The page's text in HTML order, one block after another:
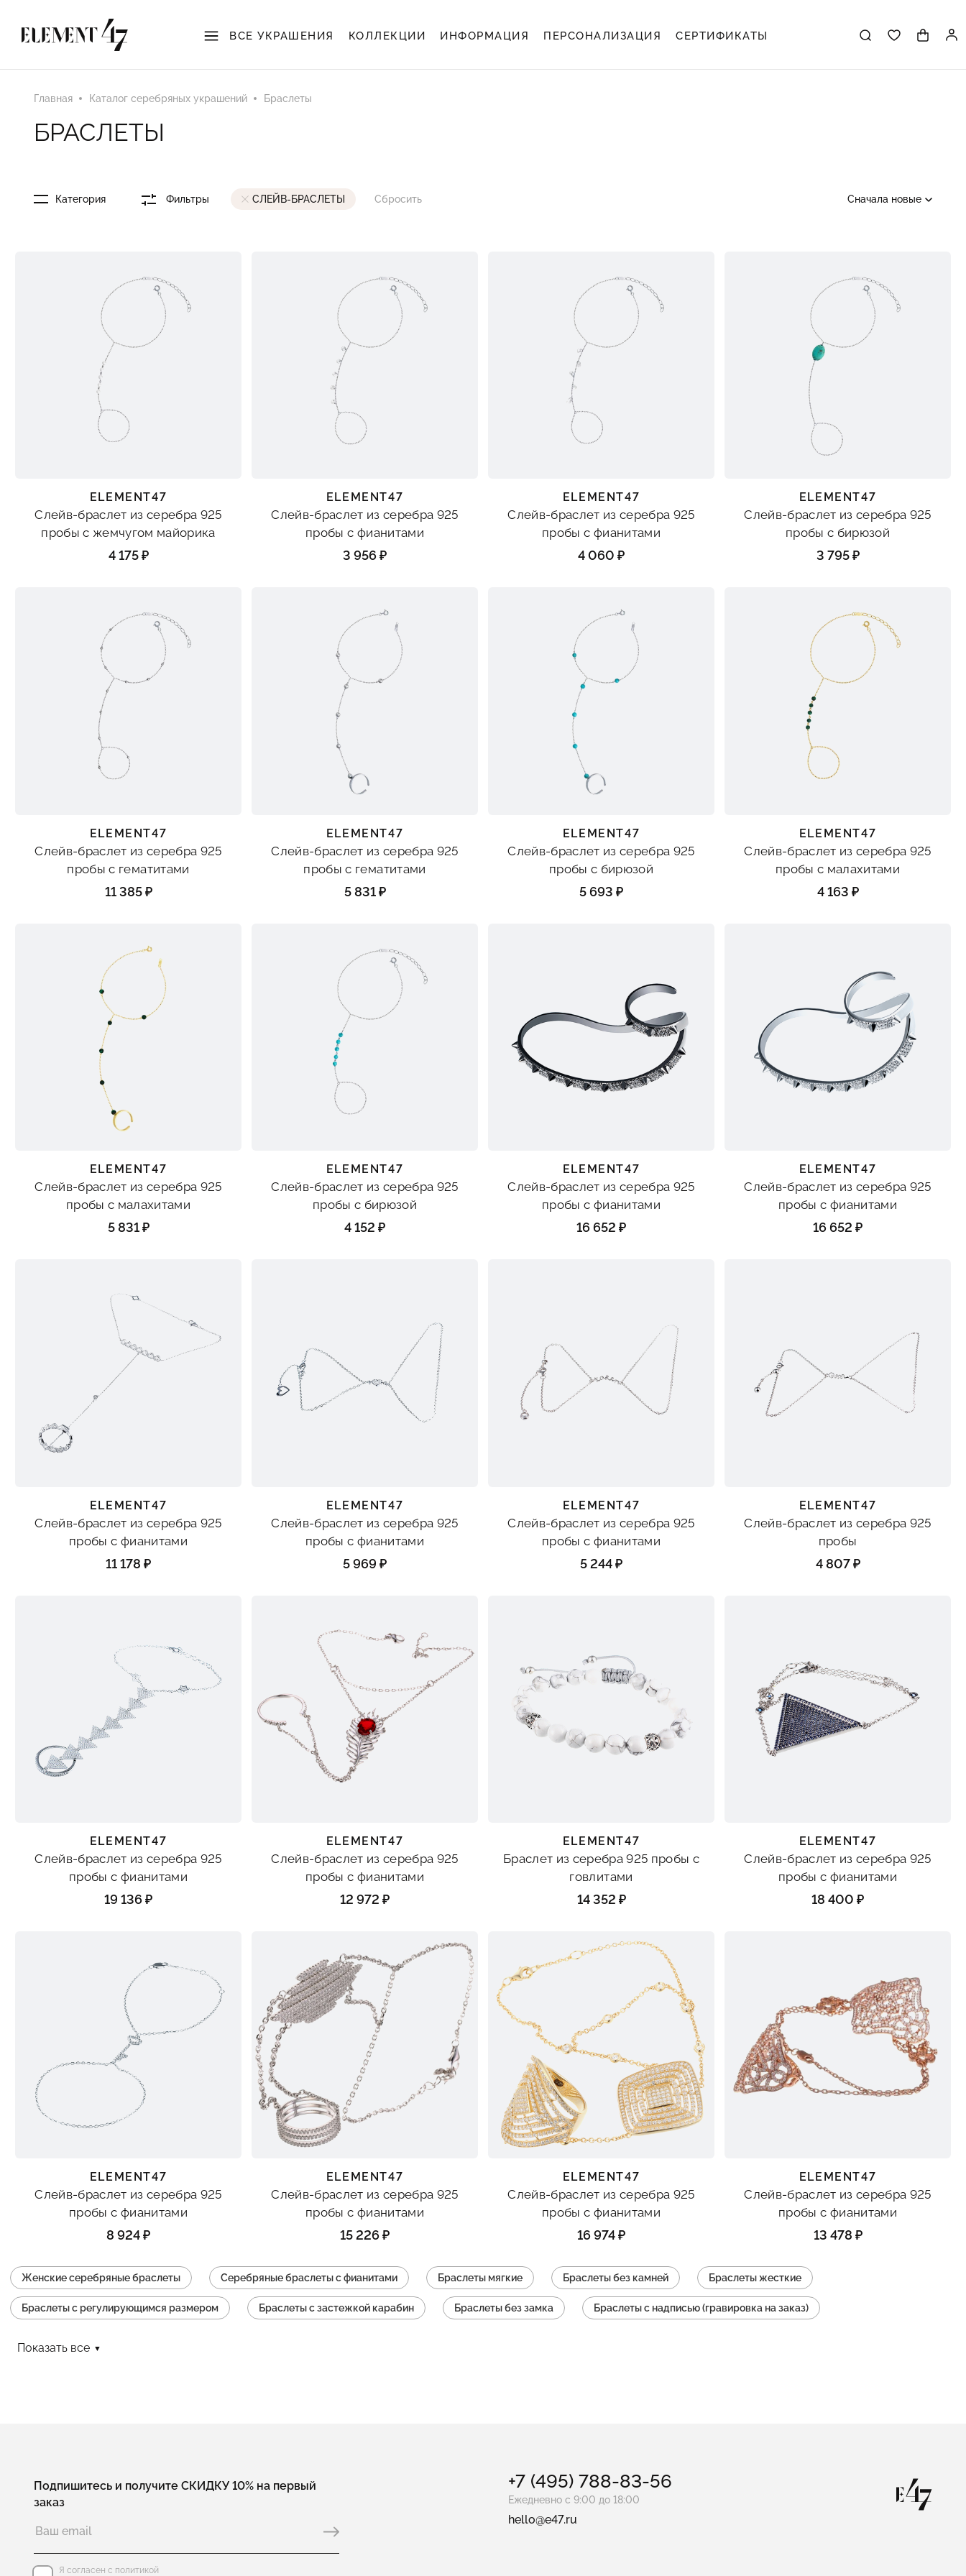
ВСЕ УКРАШЕНИЯ КОЛЛЕКЦИИ ИНФОРМАЦИЯ ПЕРСОНАЛИЗАЦИЯ СЕРТИФИКАТЫ
Главная Каталог серебряных украшений Браслеты
БРАСЛЕТЫ
Категория Фильтры СЛЕЙВ-БРАСЛЕТЫ Сбросить Сначала новые
ELEMENT47
Слейв-браслет из серебра 925
пробы с жемчугом майорика
4 175 ₽
ELEMENT47
Слейв-браслет из серебра 925
пробы с фианитами
3 956 ₽
ELEMENT47
Слейв-браслет из серебра 925
пробы с фианитами
4 060 ₽
ELEMENT47
Слейв-браслет из серебра 925
пробы с бирюзой
3 795 ₽
ELEMENT47
Слейв-браслет из серебра 925
пробы с гематитами
11 385 ₽
ELEMENT47
Слейв-браслет из серебра 925
пробы с гематитами
5 831 ₽
ELEMENT47
Слейв-браслет из серебра 925
пробы с бирюзой
5 693 ₽
ELEMENT47
Слейв-браслет из серебра 925
пробы с малахитами
4 163 ₽
ELEMENT47
Слейв-браслет из серебра 925
пробы с малахитами
5 831 ₽
ELEMENT47
Слейв-браслет из серебра 925
пробы с бирюзой
4 152 ₽
ELEMENT47
Слейв-браслет из серебра 925
пробы с фианитами
16 652 ₽
ELEMENT47
Слейв-браслет из серебра 925
пробы с фианитами
16 652 ₽
ELEMENT47
Слейв-браслет из серебра 925
пробы с фианитами
11 178 ₽
ELEMENT47
Слейв-браслет из серебра 925
пробы с фианитами
5 969 ₽
ELEMENT47
Слейв-браслет из серебра 925
пробы с фианитами
5 244 ₽
ELEMENT47
Слейв-браслет из серебра 925
пробы
4 807 ₽
ELEMENT47
Слейв-браслет из серебра 925
пробы с фианитами
19 136 ₽
ELEMENT47
Слейв-браслет из серебра 925
пробы с фианитами
12 972 ₽
ELEMENT47
Браслет из серебра 925 пробы с
говлитами
14 352 ₽
ELEMENT47
Слейв-браслет из серебра 925
пробы с фианитами
18 400 ₽
ELEMENT47
Слейв-браслет из серебра 925
пробы с фианитами
8 924 ₽
ELEMENT47
Слейв-браслет из серебра 925
пробы с фианитами
15 226 ₽
ELEMENT47
Слейв-браслет из серебра 925
пробы с фианитами
16 974 ₽
ELEMENT47
Слейв-браслет из серебра 925
пробы с фианитами
13 478 ₽
Женские серебряные браслеты Серебряные браслеты с фианитами Браслеты мягкие Браслеты без камней Браслеты жесткие
Браслеты с регулирующимся размером Браслеты с застежкой карабин Браслеты без замка Браслеты с надписью (гравировка на заказ)
Показать все
Подпишитесь и получите СКИДКУ 10% на первый
заказ
Я согласен с политикой
+7 (495) 788-83-56
Ежедневно с 9:00 до 18:00
hello@e47.ru